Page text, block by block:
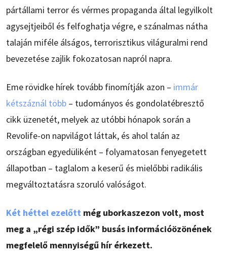
pártállami terror és vérmes propaganda által legyilkolt
agysejtjeiből és felfoghatja végre, e szánalmas nátha
talaján miféle álságos, terrorisztikus világuralmi rend
bevezetése zajlik fokozatosan napról napra.
Eme rövidke hírek tovább finomítják azon – immár
kétszáznál több – tudományos és gondolatébresztő
cikk üzenetét, melyek az utóbbi hónapok során a
Revolife-on napvilágot láttak, és ahol talán az
országban egyedüliként – folyamatosan fenyegetett
állapotban – taglalom a keserű és mielőbbi radikális
megváltoztatásra szoruló valóságot.
Két héttel ezelőtt még uborkaszezon volt, most
meg a „régi szép idők” busás információözönének
megfelelő mennyiségű hír érkezett.